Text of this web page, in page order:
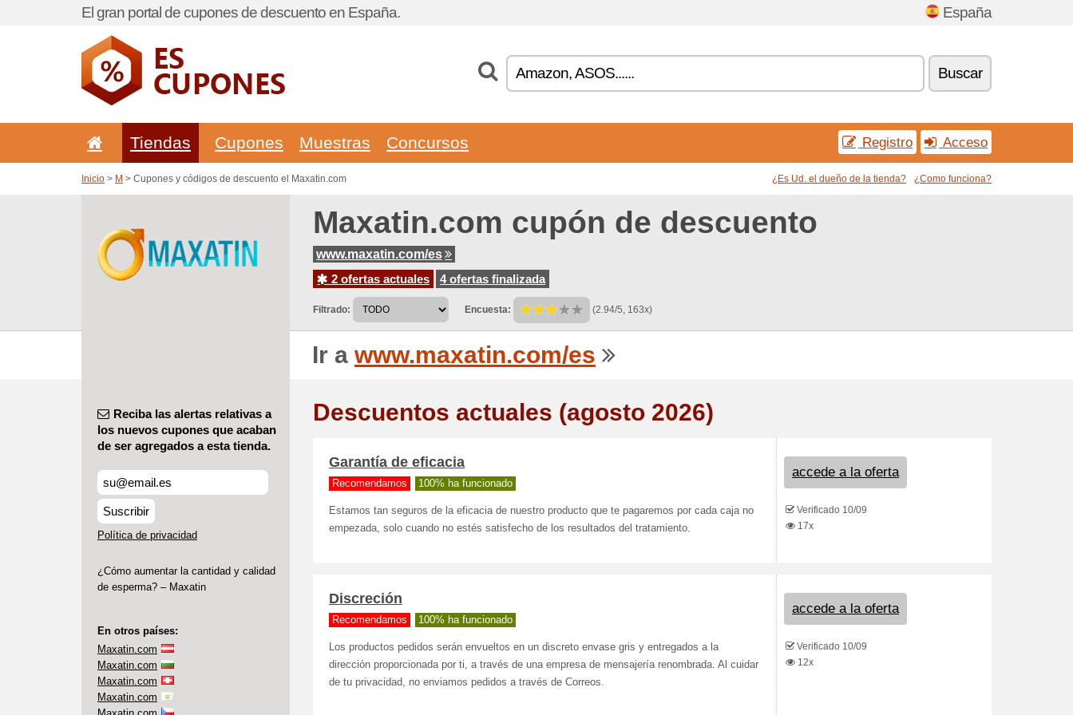
El gran portal de cupones de descuento en España. España
Buscar
Tiendas Cupones Muestras Concursos Registro Acceso
Inicio > M > Cupones y códigos de descuento el Maxatin.com ¿Es Ud. el dueño de la tienda? ¿Como funciona?
Maxatin.com cupón de descuento
www.maxatin.com/es
2 ofertas actuales
4 ofertas finalizada
Filtrado: Encuesta: (2.94/5, 163x)
Ir a www.maxatin.com/es
Reciba las alertas relativas a
los nuevos cupones que acaban
de ser agregados a esta tienda.
Suscribir
Política de privacidad
¿Cómo aumentar la cantidad y calidad
de esperma? – Maxatin
En otros países:
Maxatin.com
Maxatin.com
Maxatin.com
Maxatin.com
Descuentos actuales (agosto 2026)
Garantía de eficacia
Recomendamos 100% ha funcionado
Estamos tan seguros de la eficacia de nuestro producto que te pagaremos por cada caja no
empezada, solo cuando no estés satisfecho de los resultados del tratamiento.
accede a la oferta
Verificado 10/09
17x
Discreción
Recomendamos 100% ha funcionado
Los productos pedidos serán envueltos en un discreto envase gris y entregados a la
dirección proporcionada por ti, a través de una empresa de mensajería renombrada. Al cuidar
de tu privacidad, no enviamos pedidos a través de Correos.
accede a la oferta
Verificado 10/09
12x